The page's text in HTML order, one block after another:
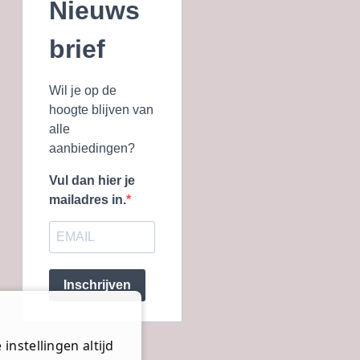
Nieuws
brief
Wil je op de
hoogte blijven van
alle
aanbiedingen?
Vul dan hier je
mailadres in.
Inschrijven
instellingen altijd